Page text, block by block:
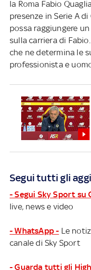
la Roma Fabio
presenze in Serie A
possa raggiungere
sulla carriera di
che ne determina le
professionista e
Segui tutti gli
- Segui Sky Sport su
live, news e video
- WhatsApp - Le
canale di Sky Sport
- Guarda tutti gli